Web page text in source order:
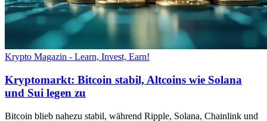
Krypto Magazin - Learn, Invest, Earn!
Kryptomarkt: Bitcoin stabil, Altcoins wie Solana
und Sui legen zu
Bitcoin blieb nahezu stabil, während Ripple, Solana, Chainlink und